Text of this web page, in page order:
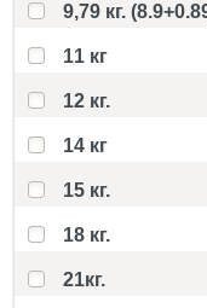
9,79 кг.
11 кг
12 кг.
14 кг
15 кг.
18 кг.
21кг.